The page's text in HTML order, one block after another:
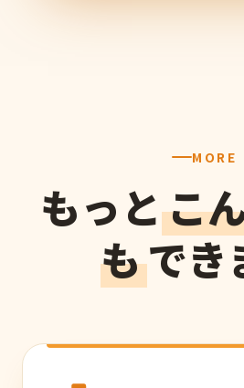
MORE
もっとこ
もでき